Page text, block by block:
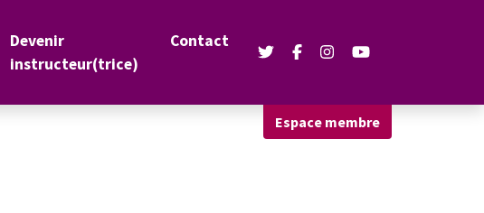
Devenir
instructeur(trice)
Contact
Espace membre